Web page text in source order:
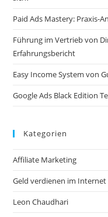
Paid Ads Mastery: Praxis-
Führung im Vertrieb von
Erfahrungsbericht
Easy Income System von
Google Ads Black Edition
Kategorien
Affiliate Marketing
Geld verdienen im Internet
Leon Chaudhari